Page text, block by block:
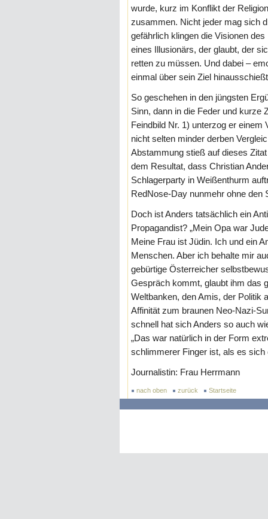
wurde, kurz im Konflikt der
zusammen. Nicht jeder mag sich
gefährlich klingen die Visionen
eines Illusionärs, der glaubt, der
retten zu müssen. Und dabei –
einmal über sein Ziel
So geschehen in den jüngsten
Sinn, dann in die Feder und kurze
Feindbild Nr. 1) unterzog er einem
nicht selten minder derben
Abstammung stieß auf dieses
dem Resultat, dass Christian
Schlagerparty in Weißenthurm
RedNose-Day nunmehr ohne den
Doch ist Anders tatsächlich ein
Propagandist? „Mein Opa war
Meine Frau ist Jüdin. Ich und ein
Menschen. Aber ich behalte mir
gebürtige Österreicher
Gespräch kommt, glaubt ihm das
Weltbanken, den Amis, der Politik
Affinität zum braunen Neo-Nazi-
schnell hat sich Anders so auch
„Das war natürlich in der Form
schlimmerer Finger ist, als es sich
Journalistin: Frau Herrmann
nach oben zurück Startseite